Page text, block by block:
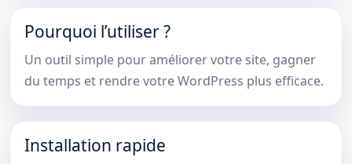
Pourquoi l’utiliser ?
Un outil simple pour améliorer votre site, gagner
du temps et rendre votre WordPress plus efficace.
Installation rapide